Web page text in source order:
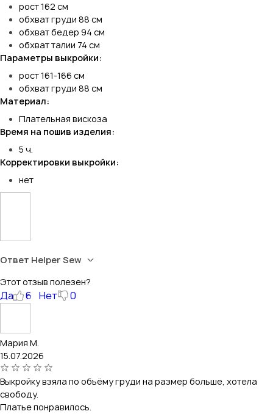
рост 162 см
обхват груди 88 см
обхват бедер 94 см
обхват талии 74 см
Параметры выкройки:
рост 161-166 см
обхват груди 88 см
Материал:
Плательная вискоза
Время на пошив изделия:
5 ч.
Корректировки выкройки:
нет
Ответ Helper Sew
Этот отзыв полезен?
Да 6 Нет 0
Мария М.
15.07.2026
Выкройку взяла по объёму груди на размер больше, хотела
свободу.
Платье понравилось.